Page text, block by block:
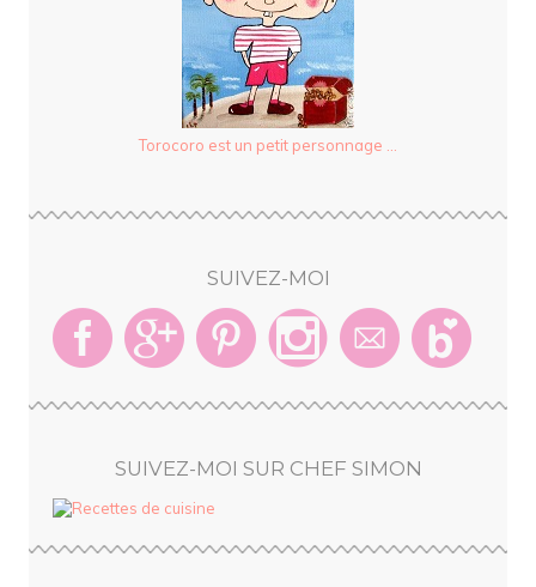
Torocoro est un petit personnage ...
SUIVEZ-MOI
SUIVEZ-MOI SUR CHEF SIMON